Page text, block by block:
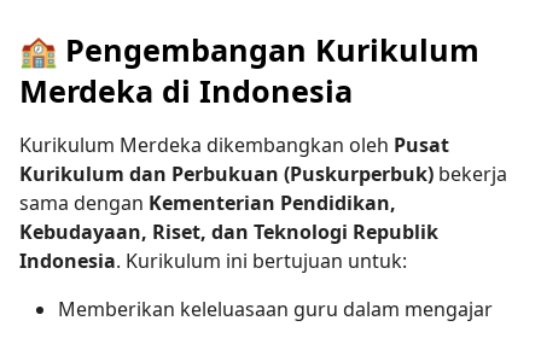
🏫 Pengembangan Kurikulum
Merdeka di Indonesia
Kurikulum Merdeka dikembangkan oleh Pusat
Kurikulum dan Perbukuan (Puskurperbuk) bekerja
sama dengan Kementerian Pendidikan,
Kebudayaan, Riset, dan Teknologi Republik
Indonesia. Kurikulum ini bertujuan untuk:
Memberikan keleluasaan guru dalam mengajar